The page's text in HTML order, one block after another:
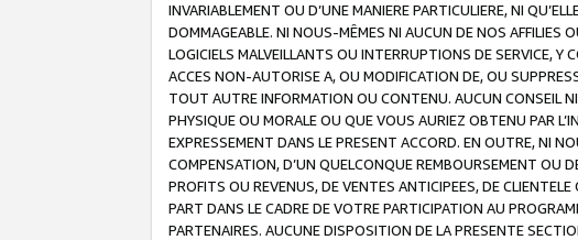
INVARIABLEMENT OU D’UNE MANIERE PARTICULIERE, NI
DOMMAGEABLE. NI NOUS-MÊMES NI AUCUN DE NOS AFFILIES
LOGICIELS MALVEILLANTS OU INTERRUPTIONS DE SERVICE,
ACCES NON-AUTORISE A, OU MODIFICATION DE, OU
TOUT AUTRE INFORMATION OU CONTENU. AUCUN CONSEIL
PHYSIQUE OU MORALE OU QUE VOUS AURIEZ OBTENU PAR
EXPRESSEMENT DANS LE PRESENT ACCORD. EN OUTRE, NI
COMPENSATION, D’UN QUELCONQUE REMBOURSEMENT OU
PROFITS OU REVENUS, DE VENTES ANTICIPEES, DE
PART DANS LE CADRE DE VOTRE PARTICIPATION AU
PARTENAIRES. AUCUNE DISPOSITION DE LA PRESENTE